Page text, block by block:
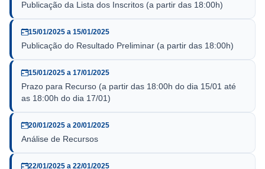
Publicação da Lista dos Inscritos (a partir das 18:00h)
15/01/2025 a 15/01/2025
Publicação do Resultado Preliminar (a partir das 18:00h)
15/01/2025 a 17/01/2025
Prazo para Recurso (a partir das 18:00h do dia 15/01 até
as 18:00h do dia 17/01)
20/01/2025 a 20/01/2025
Análise de Recursos
22/01/2025 a 22/01/2025